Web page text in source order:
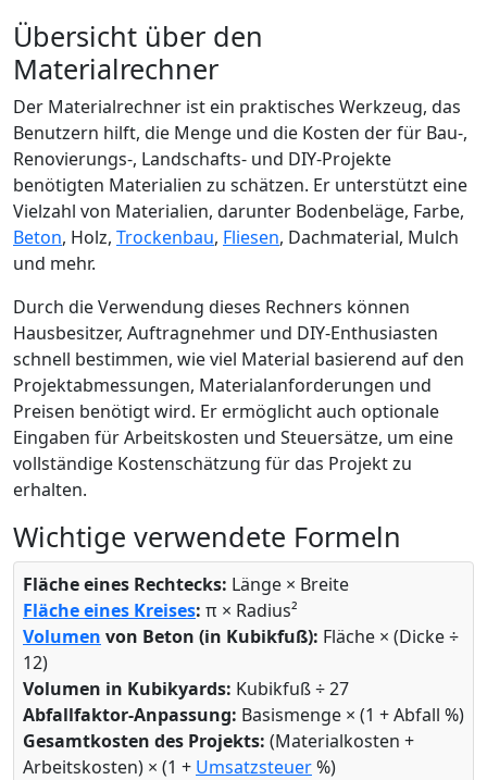
Übersicht über den
Materialrechner
Der Materialrechner ist ein praktisches Werkzeug, das
Benutzern hilft, die Menge und die Kosten der für Bau-,
Renovierungs-, Landschafts- und DIY-Projekte
benötigten Materialien zu schätzen. Er unterstützt eine
Vielzahl von Materialien, darunter Bodenbeläge, Farbe,
Beton, Holz, Trockenbau, Fliesen, Dachmaterial, Mulch
und mehr.
Durch die Verwendung dieses Rechners können
Hausbesitzer, Auftragnehmer und DIY-Enthusiasten
schnell bestimmen, wie viel Material basierend auf den
Projektabmessungen, Materialanforderungen und
Preisen benötigt wird. Er ermöglicht auch optionale
Eingaben für Arbeitskosten und Steuersätze, um eine
vollständige Kostenschätzung für das Projekt zu
erhalten.
Wichtige verwendete Formeln
Fläche eines Rechtecks: Länge × Breite
Fläche eines Kreises: π × Radius²
Volumen von Beton (in Kubikfuß): Fläche × (Dicke ÷
12)
Volumen in Kubikyards: Kubikfuß ÷ 27
Abfallfaktor-Anpassung: Basismenge × (1 + Abfall %)
Gesamtkosten des Projekts: (Materialkosten +
Arbeitskosten) × (1 + Umsatzsteuer%)